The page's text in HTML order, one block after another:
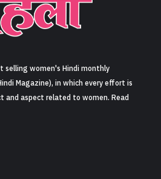
selling women's Hindi monthly
Magazine), in which every effort is
and aspect related to women. Read